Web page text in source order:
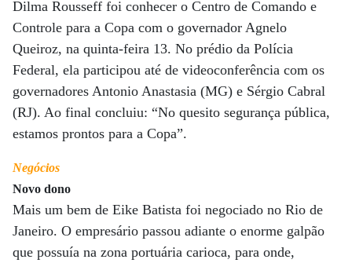
Dilma Rousseff foi conhecer o Centro de Comando e
Controle para a Copa com o governador Agnelo
Queiroz, na quinta-feira 13. No prédio da Polícia
Federal, ela participou até de videoconferência com os
governadores Antonio Anastasia (MG) e Sérgio Cabral
(RJ). Ao final concluiu: “No quesito segurança pública,
estamos prontos para a Copa”.
Negócios
Novo dono
Mais um bem de Eike Batista foi negociado no Rio de
Janeiro. O empresário passou adiante o enorme galpão
que possuía na zona portuária carioca, para onde,